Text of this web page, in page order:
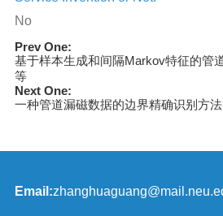
No
Prev One:
基于样本生成和间隔Markov特征的管
等
Next One:
一种管道漏磁数据的边界精确识别方
Email: